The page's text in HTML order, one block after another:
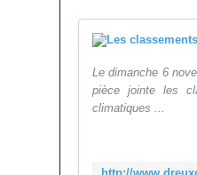
Le dimanche 6
pièce jointe les
climatiques ...